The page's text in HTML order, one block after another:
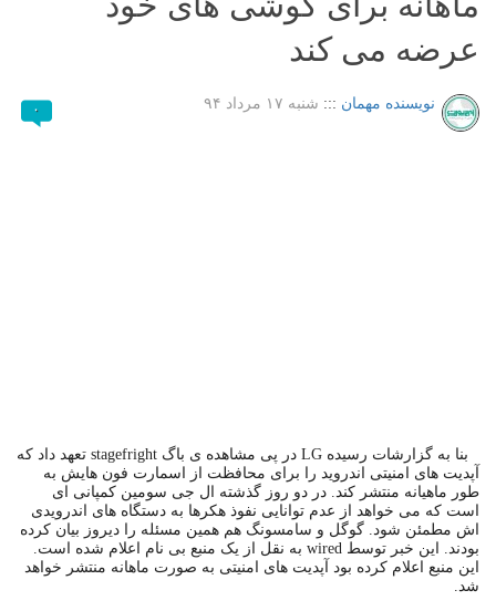
عرضه می کند
نویسنده مهمان ::: شنبه ۱۷ مرداد ۹۴ ۰
بنا به گزارشات رسیده LG در پی مشاهده ی باگ stagefright تعهد داد که
آپدیت های امنیتی اندروید را برای محافظت از اسمارت فون هایش به
طور ماهیانه منتشر کند. در دو روز گذشته ال جی سومین کمپانی ای
است که می خواهد از عدم توانایی نفوذ هکرها به دستگاه های اندرویدی
اش مطمئن شود. گوگل و سامسونگ هم همین مسئله را دیروز بیان کرده
بودند. این خبر توسط wired به نقل از یک منبع بی نام اعلام شده است.
این منبع اعلام کرده بود آپدیت های امنیتی به صورت ماهانه منتشر خواهد
شد.